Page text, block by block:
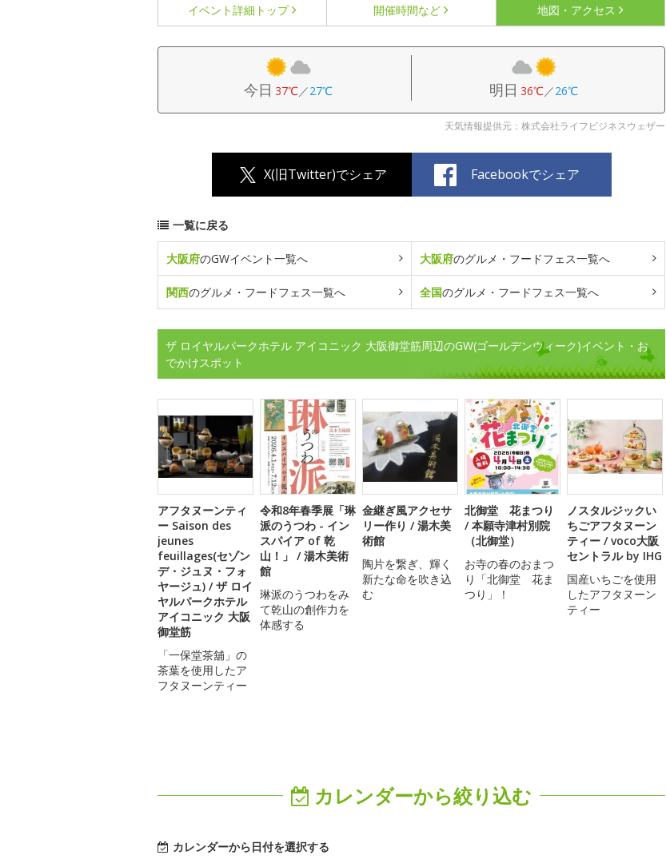
イベント詳細 トップ 開催時間など 地図・アクセス
今日 37℃／27℃ 明日 36℃／26℃
天気情報提供元：株式会社ライフビジネスウェザー
X(旧Twitter)でシェア Facebookでシェア
一覧に戻る
大阪府のGWイベント一覧へ 大阪府のグルメ・フードフェス一覧へ
関西のグルメ・フードフェス一覧へ 全国のグルメ・フードフェス一覧へ
ザ ロイヤルパークホテル アイコニック 大阪御堂筋周辺のGW(ゴールデンウィーク)イベント・お
でかけスポット
アフタヌーンティ
ー Saison des
jeunes
feuillages(セゾン
デ・ジュヌ・フォ
ヤージュ) / ザ ロイ
ヤルパークホテル
アイコニック 大阪
御堂筋
「一保堂茶舖」の
茶葉を使用したア
フタヌーンティー
令和8年春季展「琳
派のうつわ - イン
スパイア of 乾
山！」 / 湯木美術
館
琳派のうつわをみ
て乾山の創作力を
体感する
金継ぎ風アクセサ
リー作り / 湯木美
術館
陶片を繋ぎ、輝く
新たな命を吹き込
む
北御堂 花まつり
/ 本願寺津村別院
（北御堂）
お寺の春のおまつ
り「北御堂 花ま
つり」！
ノスタルジックい
ちごアフタヌーン
ティー / voco大阪
セントラル by IHG
国産いちごを使用
したアフタヌーン
ティー
カレンダーから絞り込む
カレンダーから日付を選択する